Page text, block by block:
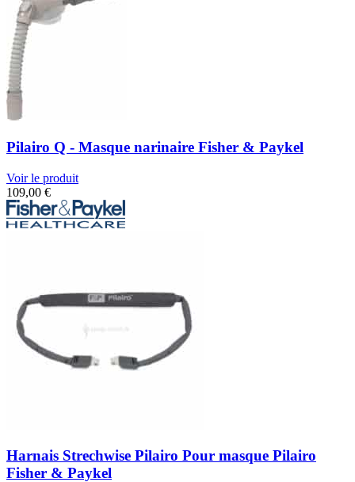
Pilairo Q - Masque narinaire Fisher & Paykel
Voir le produit
109,00 €
Harnais Strechwise Pilairo Pour masque Pilairo
Fisher & Paykel